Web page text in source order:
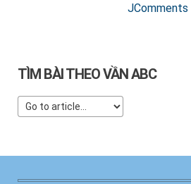
JComments
TÌM BÀI THEO VẦN ABC